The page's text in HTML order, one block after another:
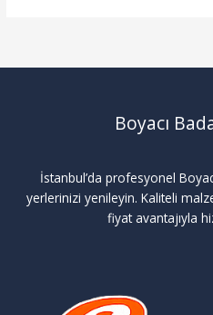
Boyacı
İstanbul’da profesyonel
yerlerinizi yenileyin. Kaliteli
fiyat avantajıyla